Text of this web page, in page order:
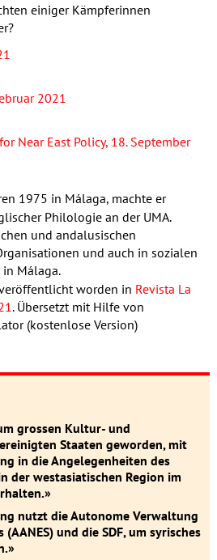
einiger Kämpferinnen
2021
Near East Policy, 18. September
1975 in Málaga, machte er
Philologie an der UMA.
und andalusischen
und auch in sozialen
Málaga.
worden in Revista La
. Übersetzt mit Hilfe von
(kostenlose Version)
grossen Kultur- und
Staaten geworden, mit
in die Angelegenheiten des
der westasiatischen Region im
nutzt die Autonome Verwaltung
(AANES) und die SDF, um syrisches